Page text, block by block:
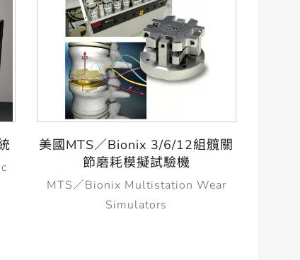
美國MTS／Bionix 3/6/12組髖關
節磨耗模擬試驗機
MTS／Bionix Multistation Wear
Simulators